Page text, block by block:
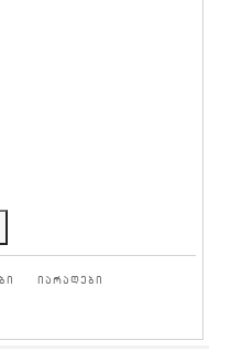
იარაღები